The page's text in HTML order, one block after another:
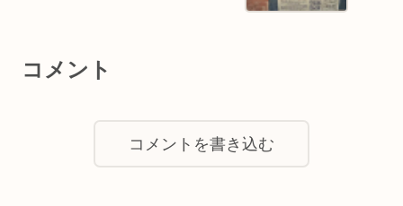
コメント
コメントを書き込む